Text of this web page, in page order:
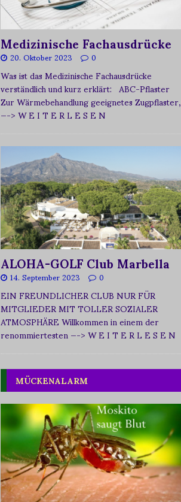
Medizinische Fachausdrücke
20. Oktober 2023 0
Was ist das Medizinische Fachausdrücke
verständlich und kurz erklärt: ABC-Pflaster
Zur Wärmebehandlung geeignetes Zugpflaster,
—-> W E I T E R L E S E N
ALOHA-GOLF Club Marbella
14. September 2023 0
EIN FREUNDLICHER CLUB NUR FÜR
MITGLIEDER MIT TOLLER SOZIALER
ATMOSPHÄRE Willkommen in einem der
renommiertesten—-> W E I T E R L E S E N
MÜCKENALARM